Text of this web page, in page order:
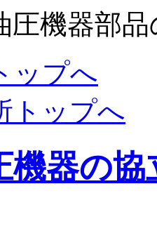
圧機器部
ップへ
トップへ
機器の